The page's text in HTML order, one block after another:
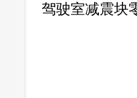
驾驶室减震块